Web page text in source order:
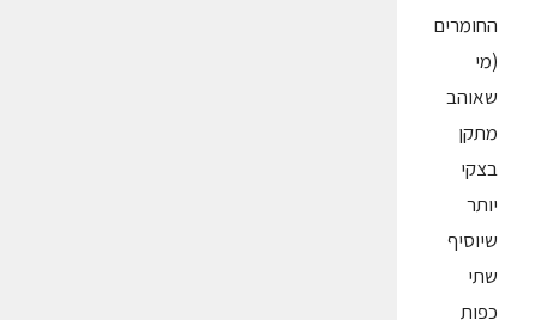
החומרים
(מי
שאוהב
מתקן
בצקי
יותר
שיוסיף
שתי
כפות